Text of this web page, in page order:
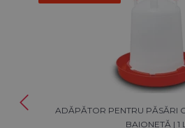
ADĂPĂTOR PENTRU PĂSĂRI
BAIONETĂ | 1 L